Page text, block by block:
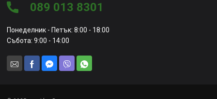
089 013 8301
Понеделник - Петък: 8:00 - 18:00
Събота: 9:00 - 14:00